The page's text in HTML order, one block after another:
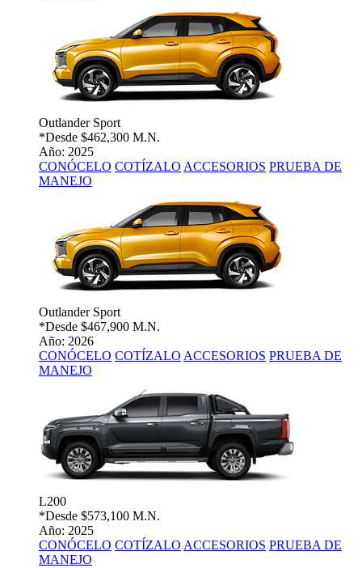
Outlander Sport
*Desde $462,300 M.N.
Año: 2025
CONÓCELO COTÍZALO ACCESORIOS PRUEBA DE
MANEJO
Outlander Sport
*Desde $467,900 M.N.
Año: 2026
CONÓCELO COTÍZALO ACCESORIOS PRUEBA DE
MANEJO
L200
*Desde $573,100 M.N.
Año: 2025
CONÓCELO COTÍZALO ACCESORIOS PRUEBA DE
MANEJO